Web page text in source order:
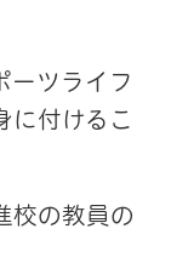
ーツライフ
に付けるこ
校の教員の